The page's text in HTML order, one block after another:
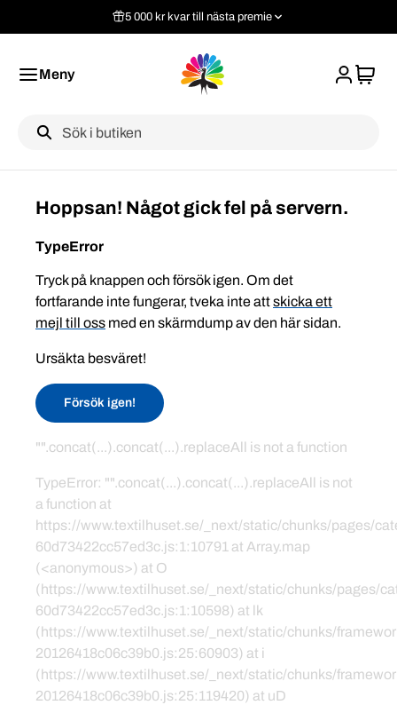
5 000 kr kvar till nästa premie
Meny
Label
Hoppsan! Något gick fel på servern.
TypeError
Tryck på knappen och försök igen. Om det
fortfarande inte fungerar, tveka inte attskicka ett
mejl till oss med en skärmdump av den här sidan.
Ursäkta besväret!
Försök igen!
"".concat(...).concat(...).replaceAll is not a function
TypeError: "".concat(...).concat(...).replaceAll is not
a function at
https://www.textilhuset.se/_next/static/chunks/pages/
60d73422cc57ed3c.js:1:10791 at Array.map
(<anonymous>) at O
(https://www.textilhuset.se/_next/static/chunks/pages/
60d73422cc57ed3c.js:1:10598) at lk
(https://www.textilhuset.se/_next/static/chunks/
20126418c06c39b0.js:25:60903) at i
(https://www.textilhuset.se/_next/static/chunks/
20126418c06c39b0.js:25:119420) at uD